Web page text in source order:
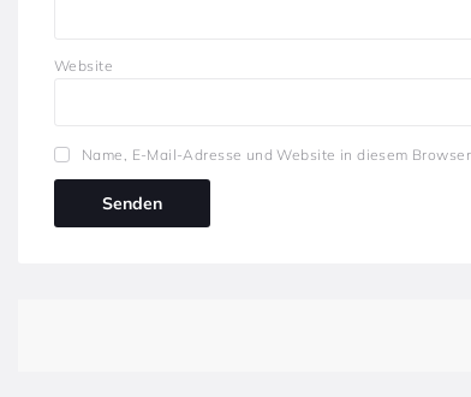
Website
Name, E-Mail-Adresse und Website in diesem